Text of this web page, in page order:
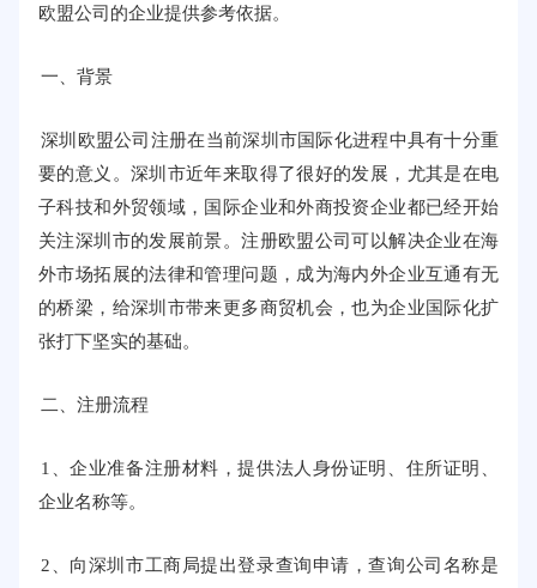
欧盟公司的企业提供参考依据。
一、背景
深圳欧盟公司注册在当前深圳市国际化进程中具有十分重
要的意义。深圳市近年来取得了很好的发展，尤其是在电
子科技和外贸领域，国际企业和外商投资企业都已经开始
关注深圳市的发展前景。注册欧盟公司可以解决企业在海
外市场拓展的法律和管理问题，成为海内外企业互通有无
的桥梁，给深圳市带来更多商贸机会，也为企业国际化扩
张打下坚实的基础。
二、注册流程
1、企业准备注册材料，提供法人身份证明、住所证明、
企业名称等。
2、向深圳市工商局提出登录查询申请，查询公司名称是